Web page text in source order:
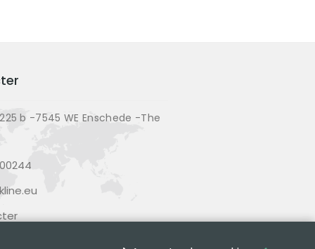
b -7545 WE Enschede -The